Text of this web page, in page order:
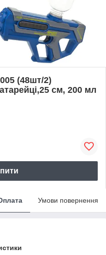
(48шт/2)
см, 200 мл
Умови повернення